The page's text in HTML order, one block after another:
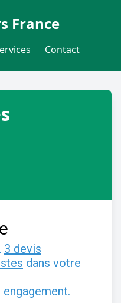
France
Contact
3 devis
dans votre